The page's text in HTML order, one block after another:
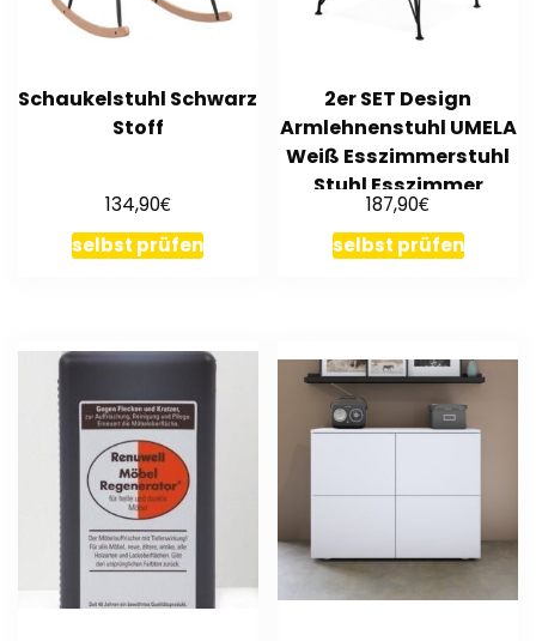
Schaukelstuhl Schwarz
Stoff
134,90€
selbst prüfen
2er SET Design
Armlehnenstuhl UMELA
Weiß Esszimmerstuhl
Stuhl Esszimmer
187,90€
selbst prüfen